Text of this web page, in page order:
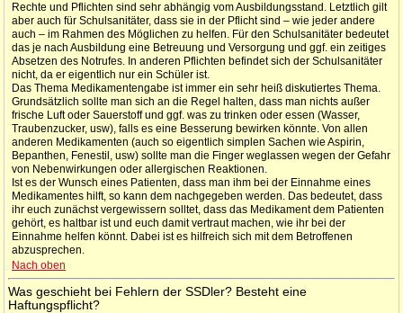
Rechte und Pflichten sind sehr abhängig vom Ausbildungsstand. Letztlich gilt
aber auch für Schulsanitäter, dass sie in der Pflicht sind – wie jeder andere
auch – im Rahmen des Möglichen zu helfen. Für den Schulsanitäter bedeutet
das je nach Ausbildung eine Betreuung und Versorgung und ggf. ein zeitiges
Absetzen des Notrufes. In anderen Pflichten befindet sich der Schulsanitäter
nicht, da er eigentlich nur ein Schüler ist.
Das Thema Medikamentengabe ist immer ein sehr heiß diskutiertes Thema.
Grundsätzlich sollte man sich an die Regel halten, dass man nichts außer
frische Luft oder Sauerstoff und ggf. was zu trinken oder essen (Wasser,
Traubenzucker, usw), falls es eine Besserung bewirken könnte. Von allen
anderen Medikamenten (auch so eigentlich simplen Sachen wie Aspirin,
Bepanthen, Fenestil, usw) sollte man die Finger weglassen wegen der Gefahr
von Nebenwirkungen oder allergischen Reaktionen.
Ist es der Wunsch eines Patienten, dass man ihm bei der Einnahme eines
Medikamentes hilft, so kann dem nachgegeben werden. Das bedeutet, dass
ihr euch zunächst vergewissern solltet, dass das Medikament dem Patienten
gehört, es haltbar ist und euch damit vertraut machen, wie ihr bei der
Einnahme helfen könnt. Dabei ist es hilfreich sich mit dem Betroffenen
abzusprechen.
Nach oben
Was geschieht bei Fehlern der SSDler? Besteht eine
Haftungspflicht?